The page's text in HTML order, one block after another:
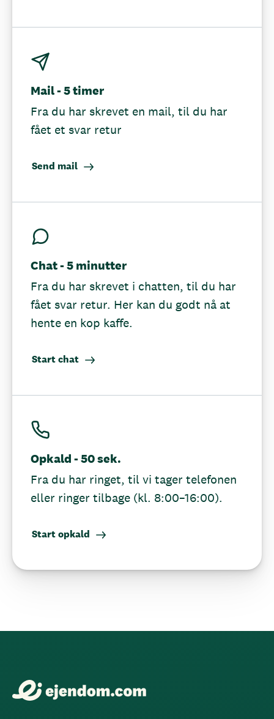
Mail - 5 timer
Fra du har skrevet en mail, til du har
fået et svar retur
Send mail
Chat - 5 minutter
Fra du har skrevet i chatten, til du har
fået svar retur. Her kan du godt nå at
hente en kop kaffe.
Start chat
Opkald - 50 sek.
Fra du har ringet, til vi tager telefonen
eller ringer tilbage (kl. 8:00–16:00).
Start opkald